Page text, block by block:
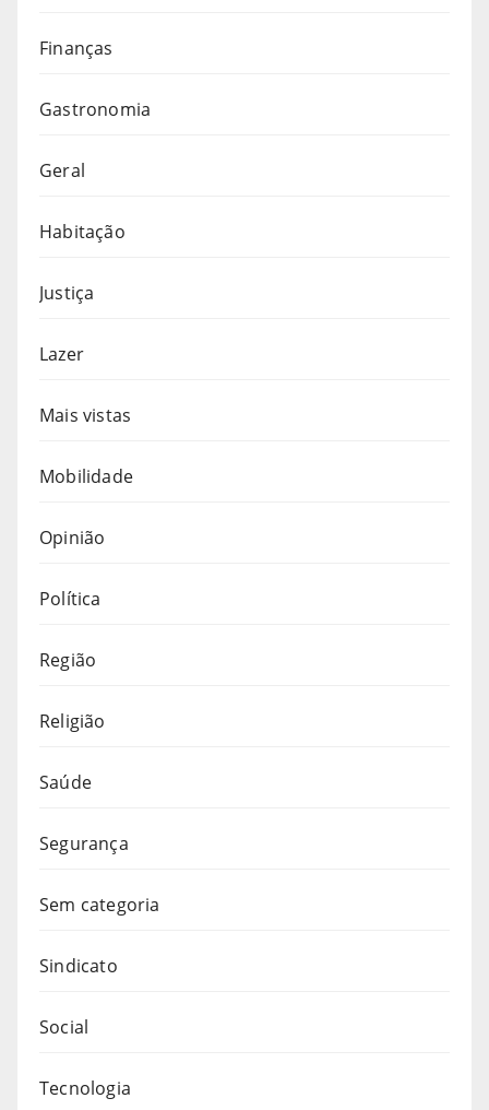
Finanças
Gastronomia
Geral
Habitação
Justiça
Lazer
Mais vistas
Mobilidade
Opinião
Política
Região
Religião
Saúde
Segurança
Sem categoria
Sindicato
Social
Tecnologia